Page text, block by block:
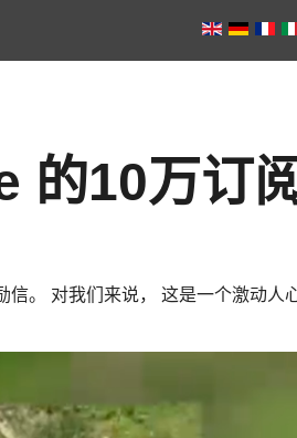
的10万订
。 对我们来说， 这是一个激动人